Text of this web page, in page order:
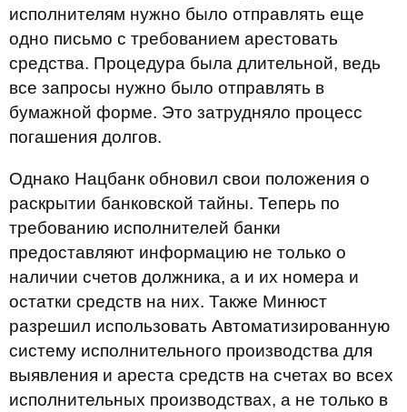
исполнителям нужно было отправлять еще
одно письмо с требованием арестовать
средства. Процедура была длительной, ведь
все запросы нужно было отправлять в
бумажной форме. Это затрудняло процесс
погашения долгов.
Однако Нацбанк обновил свои положения о
раскрытии банковской тайны. Теперь по
требованию исполнителей банки
предоставляют информацию не только о
наличии счетов должника, а и их номера и
остатки средств на них. Также Минюст
разрешил использовать Автоматизированную
систему исполнительного производства для
выявления и ареста средств на счетах во всех
исполнительных производствах, а не только в